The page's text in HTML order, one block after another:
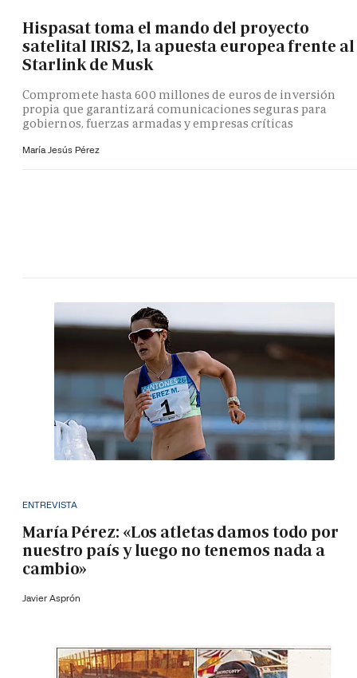
Hispasat toma el mando del proyecto
satelital IRIS2, la apuesta europea frente al
Starlink de Musk
Compromete hasta 600 millones de euros de inversión
propia que garantizará comunicaciones seguras para
gobiernos, fuerzas armadas y empresas críticas
María Jesús Pérez
ENTREVISTA
María Pérez: «Los atletas damos todo por
nuestro país y luego no tenemos nada a
cambio»
Javier Asprón